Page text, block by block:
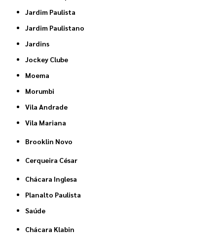
Jardim Paulista
Jardim Paulistano
Jardins
Jockey Clube
Moema
Morumbi
Vila Andrade
Vila Mariana
Brooklin Novo
Cerqueira César
Chácara Inglesa
Planalto Paulista
Saúde
Chácara Klabin